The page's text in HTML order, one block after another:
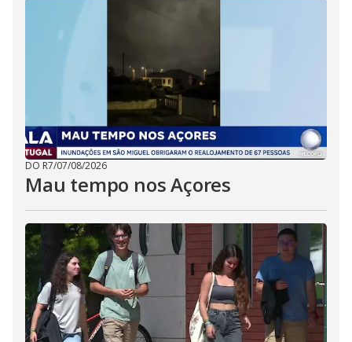
DO R7/07/08/2026
Mau tempo nos Açores